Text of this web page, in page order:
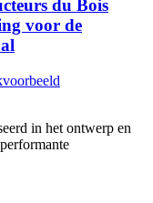
du Bois
voor de
in het ontwerp en